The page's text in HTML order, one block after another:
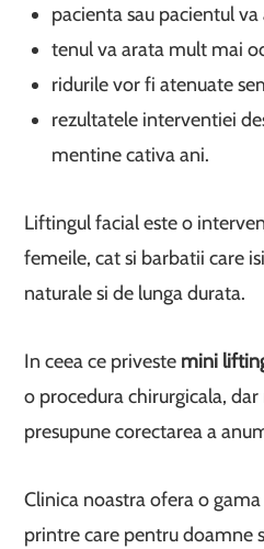
pacienta sau pacientul
tenul va arata mult mai
ridurile vor fi atenuate
rezultatele interventiei
mentine cativa ani.
Liftingul facial este o
femeile, cat si barbatii care
naturale si de lunga durata.
In ceea ce priveste mini
o procedura chirurgicala,
presupune corectarea a
Clinica noastra ofera o
printre care pentru doamne